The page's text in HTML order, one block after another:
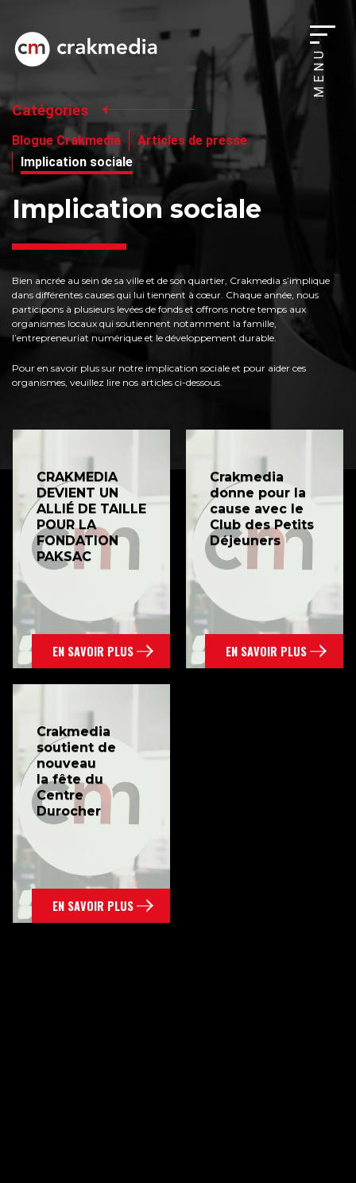
MENU
Catégories
Blogue Crakmedia
Articles de presse
Implication sociale
Implication sociale
Bien ancrée au sein de sa ville et de son quartier, Crakmedia s’implique
dans différentes causes qui lui tiennent à cœur. Chaque année, nous
participons à plusieurs levées de fonds et offrons notre temps aux
organismes locaux qui soutiennent notamment la famille,
l’entrepreneuriat numérique et le développement durable.
Pour en savoir plus sur notre implication sociale et pour aider ces
organismes, veuillez lire nos articles ci-dessous.
CRAKMEDIA
DEVIENT UN
ALLIÉ DE TAILLE
POUR LA
FONDATION
PAKSAC
EN SAVOIR PLUS
Crakmedia
donne pour la
cause avec le
Club des Petits
Déjeuners
EN SAVOIR PLUS
Crakmedia
soutient de
nouveau
la fête du
Centre
Durocher
EN SAVOIR PLUS